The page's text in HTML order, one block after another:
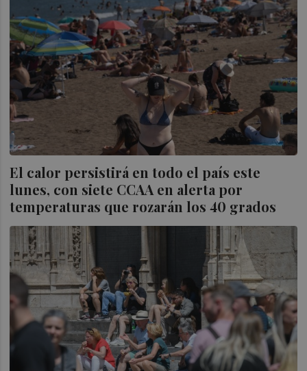
El calor persistirá en todo el país este
lunes, con siete CCAA en alerta por
temperaturas que rozarán los 40 grados